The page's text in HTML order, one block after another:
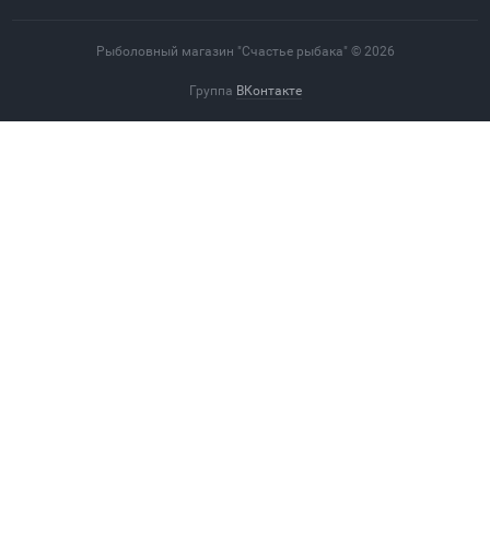
Рыболовный магазин "Счастье рыбака" © 2026
Группа ВКонтакте